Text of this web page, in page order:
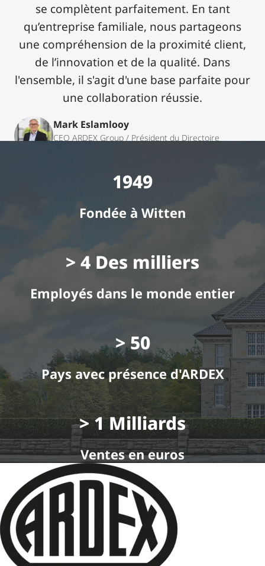
se complètent parfaitement. En tant
qu’entreprise familiale, nous partageons
une compréhension de la proximité client,
de l’innovation et de la qualité. Dans
l'ensemble, il s'agit d'une base parfaite pour
une collaboration réussie.
Mark Eslamlooy
CEO ARDEX Group / Président du Directoire
1949
Fondée à Witten
> 4 Des milliers
Employés dans le monde entier
> 50
Pays avec présence d'ARDEX
> 1 Milliards
Ventes en euros